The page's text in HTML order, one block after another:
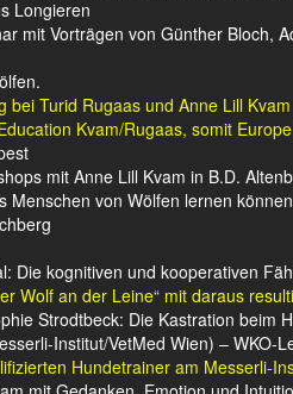
Longieren
mit Vorträgen von Günther Bloch,
bei Turid Rugaas und Anne Lill Kvam
Kvam/Rugaas, somit
mit Anne Lill Kvam in B.D.
Menschen von Wölfen lernen
Die kognitiven und kooperativen
Wolf an der Leine“ mit daraus
Strodtbeck: Die Kastration beim
Institut/VetMed Wien) –
Hundetrainer am Messerli-